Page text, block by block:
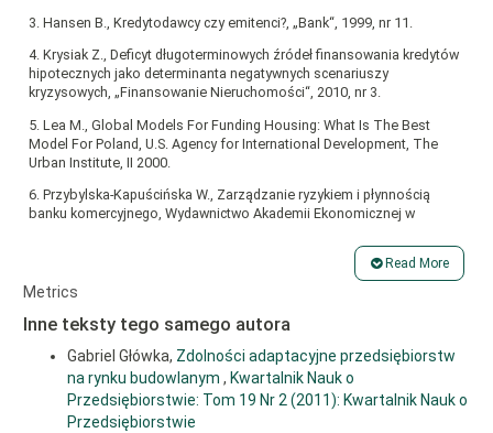
3. Hansen B., Kredytodawcy czy emitenci?, „Bank“, 1999, nr 11.
4. Krysiak Z., Deficyt długoterminowych źródeł finansowania kredytów
hipotecznych jako determinanta negatywnych scenariuszy
kryzysowych, „Finansowanie Nieruchomości“, 2010, nr 3.
5. Lea M., Global Models For Funding Housing: What Is The Best
Model For Poland, U.S. Agency for International Development, The
Urban Institute, II 2000.
6. Przybylska-Kapuścińska W., Zarządzanie ryzykiem i płynnością
banku komercyjnego, Wydawnictwo Akademii Ekonomicznej w
7. Raczko A., Bankowość hipoteczna, „Bank i Kredyt“, 2001, nr 7.
8. Raport o stabilności systemu finansowego, NBP, Warszawa 2010.
9. Raport o sytuacji na rynku nieruchomości mieszkaniowych i
komercyjnych w Polsce w 2010 r., NBP, Warszawa 2011, s. 103.
10. Wypowiedź Prezesa Związku Banków Polskich K. Pietraszkiewicza,
„Dziennik Gazeta Prawna“, 2011, 13 grudnia.
Read More
Article
Details
Metrics
Inne teksty tego samego autora
Gabriel Główka, Zdolności adaptacyjne przedsiębiorstw
na rynku budowlanym , Kwartalnik Nauk o
Przedsiębiorstwie: Tom 19 Nr 2 (2011): Kwartalnik Nauk o
Przedsiębiorstwie